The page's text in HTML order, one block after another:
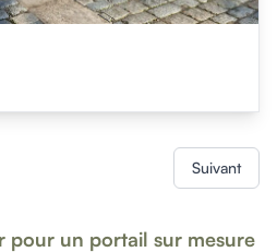
Suivant
pour un portail sur mesure